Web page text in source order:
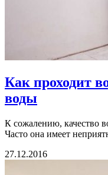
Как проходит
воды
К сожалению, качество
Часто она имеет
27.12.2016